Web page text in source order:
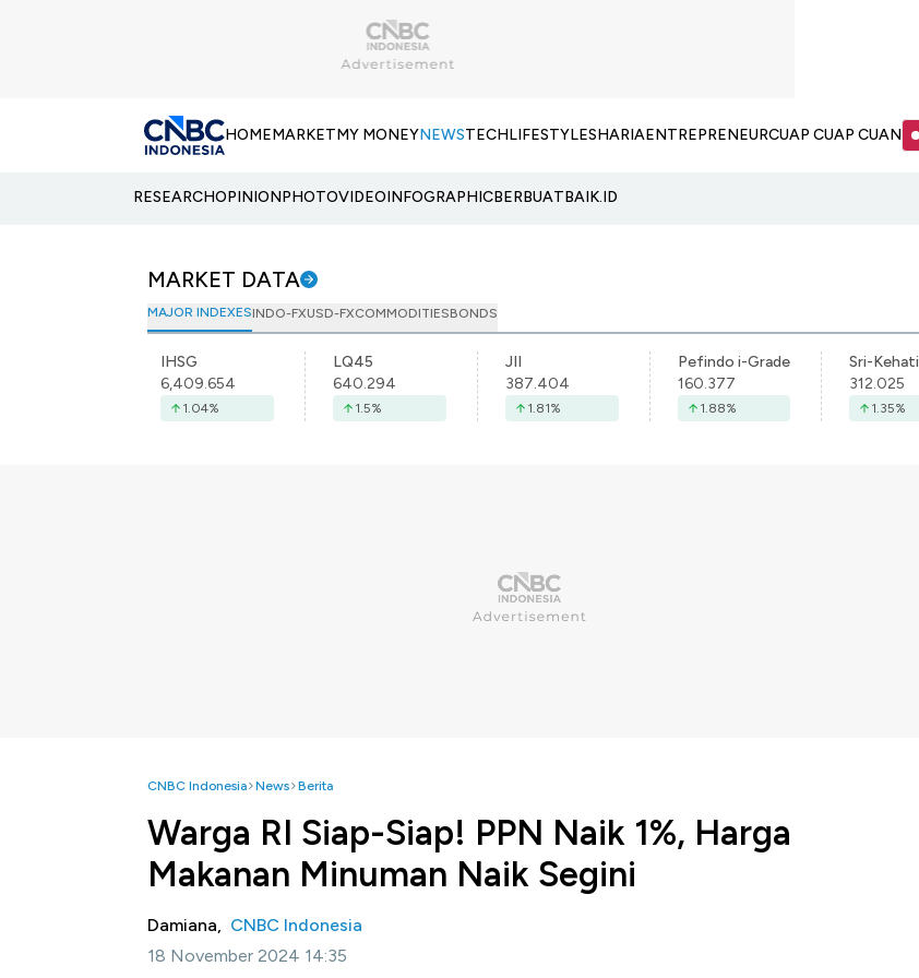
HOMEMARKETMY MONEYNEWSTECHLIFESTYLESHARIAENTREPRENEURCUAP CUAP CUAN
RESEARCHOPINIONPHOTOVIDEOINFOGRAPHICBERBUATBAIK.ID
MARKET DATA
MAJOR INDEXESINDO-FXUSD-FXCOMMODITIESBONDS
IHSG
6,409.654
1.04%
LQ45
640.294
1.5%
JII
387.404
1.81%
Pefindo i-Grade
160.377
1.88%
Sri-Kehati
312.025
1.35%
CNBC Indonesia News Berita
Warga RI Siap-Siap! PPN Naik 1%, Harga
Makanan Minuman Naik Segini
Damiana, CNBC Indonesia
18 November 2024 14:35